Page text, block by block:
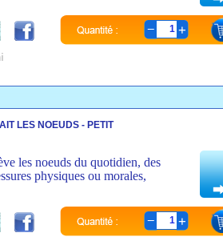
1
LES NOEUDS - PETIT
les noeuds du quotidien, des
physiques ou morales,
1